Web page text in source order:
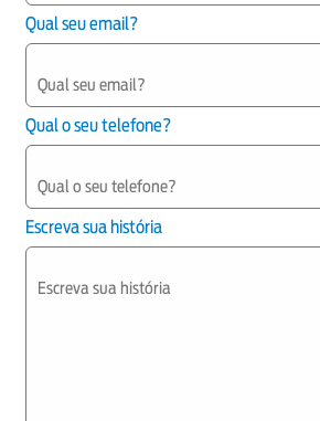
Qual seu email?
Qual o seu telefone?
Escreva sua história